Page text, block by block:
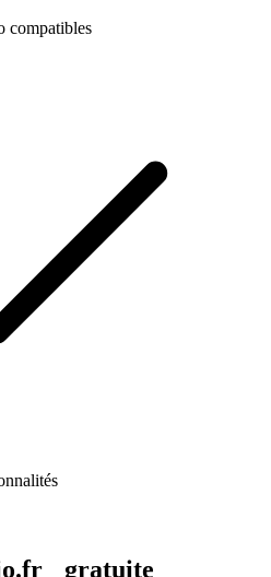
compatibles
gratuite